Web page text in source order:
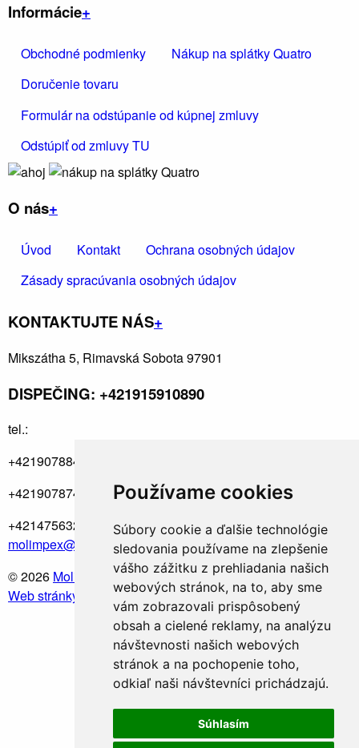
Používame cookies
Súbory cookie a ďalšie technológie
sledovania používame na zlepšenie
vášho zážitku z prehliadania našich
webových stránok, na to, aby sme
vám zobrazovali prispôsobený
obsah a cielené reklamy, na analýzu
návštevnosti našich webových
stránok a na pochopenie toho,
odkiaľ naši návštevníci prichádzajú.
Súhlasím
Informácie+
Obchodné podmienky
Nákup na splátky Quatro
Doručenie tovaru
Formulár na odstúpanie od kúpnej zmluvy
Odstúpiť od zmluvy TU
O nás+
Úvod Kontakt
Ochrana osobných údajov
Zásady spracúvania osobných údajov
KONTAKTUJTE NÁS+
Mikszátha 5, Rimavská Sobota 97901
DISPEČING: +421915910890
tel.:
+421907884673
+421907874018
+421475632595
molimpex@molimpex.sk
© 2026 Molimpex
. Všetky práva vyhradené.
Web stránky NEONUS.sk